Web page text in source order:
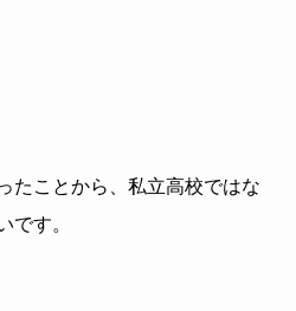
たことから、私立高校ではな
です。